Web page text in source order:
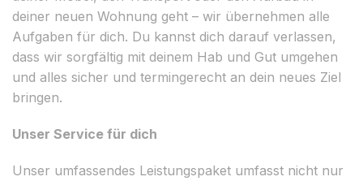
deiner neuen Wohnung geht – wir übernehmen alle
Aufgaben für dich. Du kannst dich darauf verlassen,
dass wir sorgfältig mit deinem Hab und Gut umgehen
und alles sicher und termingerecht an dein neues Ziel
bringen.
Unser Service für dich
Unser umfassendes Leistungspaket umfasst nicht nur